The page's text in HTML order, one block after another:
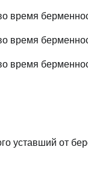
уставший от